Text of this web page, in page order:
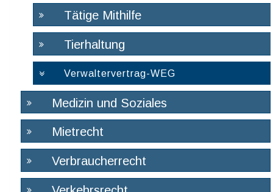
Tätige Mithilfe
Tierhaltung
Verwaltervertrag-WEG
Medizin und Soziales
Mietrecht
Verbraucherrecht